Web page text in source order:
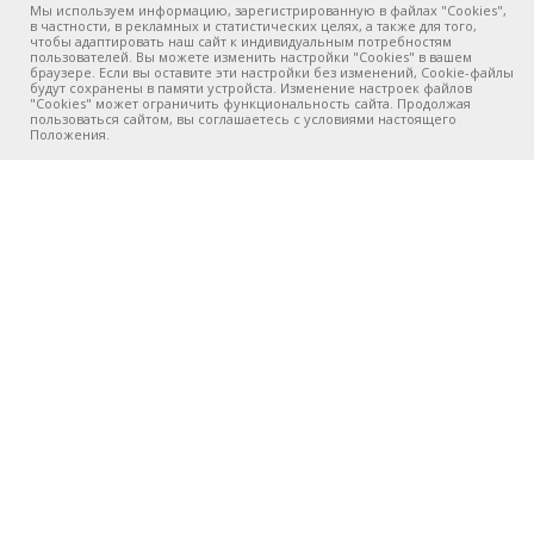
Мы используем информацию, зарегистрированную в файлах "Cookies",
в частности, в рекламных и статистических целях, а также для того,
чтобы адаптировать наш сайт к индивидуальным потребностям
пользователей. Вы можете изменить настройки "Cookies" в вашем
браузере. Если вы оставите эти настройки без изменений, Cookie-файлы
будут сохранены в памяти устройста. Изменение настроек файлов
"Cookies" может ограничить функциональность сайта. Продолжая
пользоваться сайтом, вы соглашаетесь с условиями настоящего
Положения.